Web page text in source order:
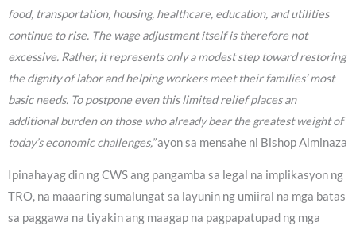
food, transportation, housing, healthcare, education, and utilities
continue to rise. The wage adjustment itself is therefore not
excessive. Rather, it represents only a modest step toward restoring
the dignity of labor and helping workers meet their families’ most
basic needs. To postpone even this limited relief places an
additional burden on those who already bear the greatest weight of
today’s economic challenges,”ayon sa mensahe ni Bishop Alminaza
Ipinahayag din ng CWS ang pangamba sa legal na implikasyon ng
TRO, na maaaring sumalungat sa layunin ng umiiral na mga batas
sa paggawa na tiyakin ang maagap na pagpapatupad ng mga